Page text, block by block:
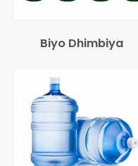
Biyo Dhimbiya